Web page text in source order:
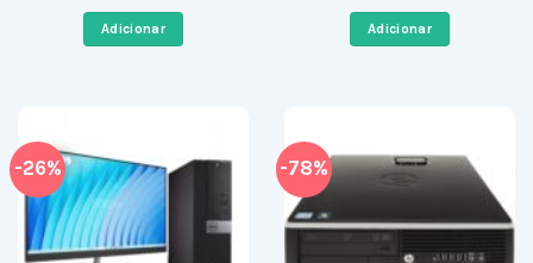
era:
817,00 €.
Adicionar
649,00 €.
Adicionar
-26% -78%